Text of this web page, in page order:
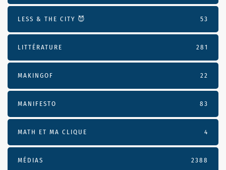
LESS & THE CITY 😈 53
LITTÉRATURE 281
MAKINGOF 22
MANIFESTO 83
MATH ET MA CLIQUE 4
MÉDIAS 2388